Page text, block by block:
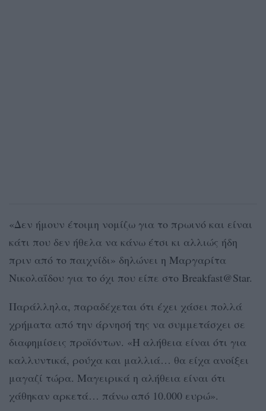
«Δεν ήμουν έτοιμη νομίζω για το πρωινό και είναι
κάτι που δεν ήθελα να κάνω έτσι κι αλλιώς ήδη
πριν από το παιχνίδι» δηλώνει η Μαργαρίτα
Νικολαΐδου για το όχι που είπε στο Breakfast@Star.
Παράλληλα, παραδέχεται ότι έχει χάσει πολλά
χρήματα από την άρνησή της να συμμετάσχει σε
διαφημίσεις προϊόντων. «Η αλήθεια είναι ότι για
καλλυντικά, ρούχα και μαλλιά… θα είχα ανοίξει
μαγαζί τώρα. Μαγειρικά η αλήθεια είναι ότι
χάθηκαν αρκετά… πάνω από 10.000 ευρώ».